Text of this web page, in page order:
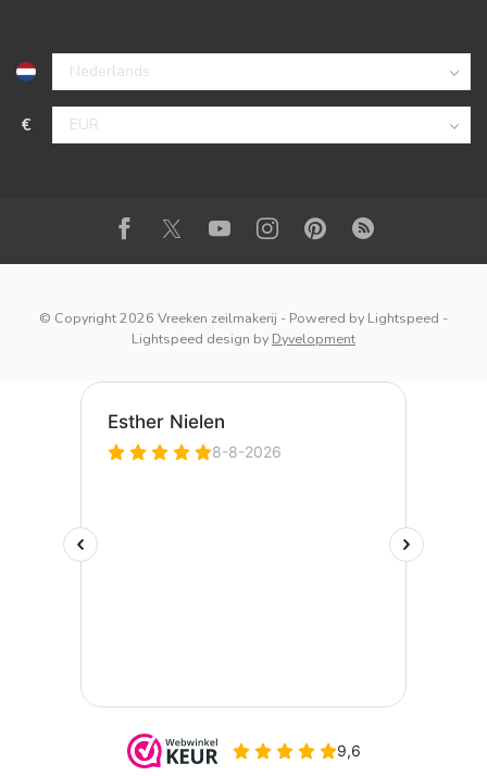
€
© Copyright 2026 Vreeken zeilmakerij - Powered by Lightspeed -
Lightspeed design by Dyvelopment